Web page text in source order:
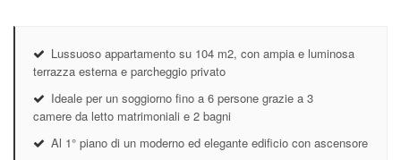
Lussuoso appartamento su 104 m2, con ampia e luminosa
terrazza esterna e parcheggio privato
Ideale per un soggiorno fino a 6 persone grazie a 3
camere da letto matrimoniali e 2 bagni
Al 1° piano di un moderno ed elegante edificio con ascensore